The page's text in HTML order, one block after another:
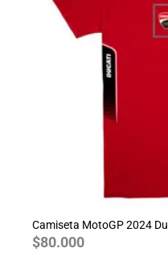
Camiseta MotoGP 2024
$80.000